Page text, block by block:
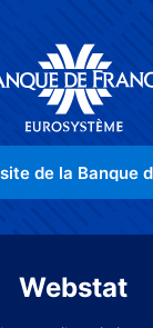
de la Banque
Webstat